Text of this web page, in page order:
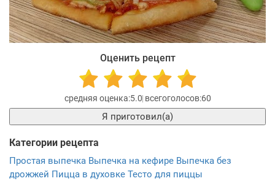
Оценить рецепт
5.0 60
Я приготовил(а)
Категории рецепта
Простая выпечка Выпечка на кефире Выпечка без
дрожжей Пицца в духовке Тесто для пиццы